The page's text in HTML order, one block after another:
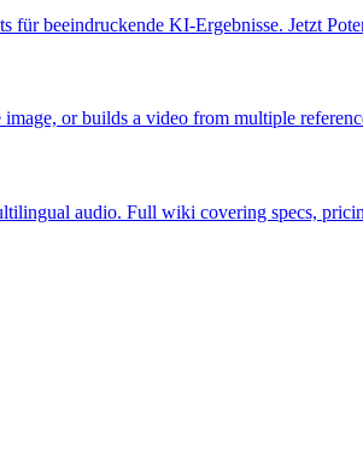
beeindruckende KI-Ergebnisse. Jetzt
or builds a video from multiple
audio. Full wiki covering specs,